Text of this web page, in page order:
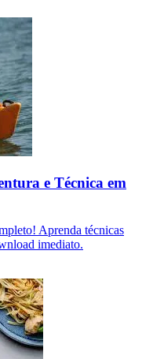
e Técnica em
Aprenda técnicas
imediato.